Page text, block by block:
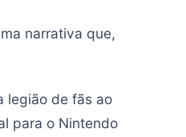
narrativa que,
legião de fãs ao
para o Nintendo